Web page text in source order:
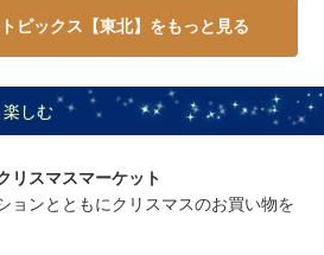
ピックス【東北】をもっと見る
しむ
リスマスマーケット
ョンとともにクリスマスのお買い物を